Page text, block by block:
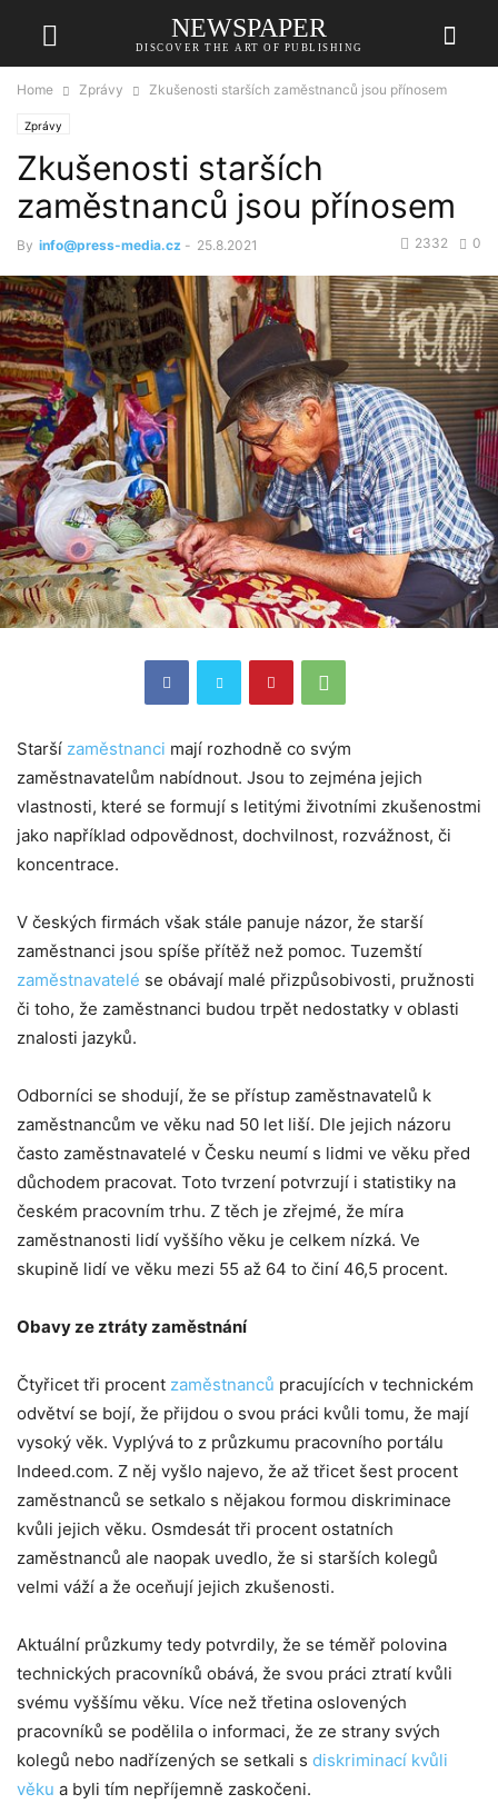
NEWSPAPER
DISCOVER THE ART OF PUBLISHING
Home Zprávy Zkušenosti starších zaměstnanců jsou přínosem
Zprávy
Zkušenosti starších
zaměstnanců jsou přínosem
By info@press-media.cz - 25.8.2021 0
2332
Starší zaměstnanci mají rozhodně co svým
zaměstnavatelům nabídnout. Jsou to zejména jejich
vlastnosti, které se formují s letitými životními zkušenostmi
jako například odpovědnost, dochvilnost, rozvážnost, či
koncentrace.
V českých firmách však stále panuje názor, že starší
zaměstnanci jsou spíše přítěž než pomoc. Tuzemští
zaměstnavatelé se obávají malé přizpůsobivosti, pružnosti
či toho, že zaměstnanci budou trpět nedostatky v oblasti
znalosti jazyků.
Odborníci se shodují, že se přístup zaměstnavatelů k
zaměstnancům ve věku nad 50 let liší. Dle jejich názoru
často zaměstnavatelé v Česku neumí s lidmi ve věku před
důchodem pracovat. Toto tvrzení potvrzují i statistiky na
českém pracovním trhu. Z těch je zřejmé, že míra
zaměstnanosti lidí vyššího věku je celkem nízká. Ve
skupině lidí ve věku mezi 55 až 64 to činí 46,5 procent.
Obavy ze ztráty zaměstnání
Čtyřicet tři procent zaměstnanců pracujících v technickém
odvětví se bojí, že přijdou o svou práci kvůli tomu, že mají
vysoký věk. Vyplývá to z průzkumu pracovního portálu
Indeed.com. Z něj vyšlo najevo, že až třicet šest procent
zaměstnanců se setkalo s nějakou formou diskriminace
kvůli jejich věku. Osmdesát tři procent ostatních
zaměstnanců ale naopak uvedlo, že si starších kolegů
velmi váží a že oceňují jejich zkušenosti.
Aktuální průzkumy tedy potvrdily, že se téměř polovina
technických pracovníků obává, že svou práci ztratí kvůli
svému vyššímu věku. Více než třetina oslovených
pracovníků se podělila o informaci, že ze strany svých
kolegů nebo nadřízených se setkali s diskriminací kvůli
věku a byli tím nepříjemně zaskočeni.